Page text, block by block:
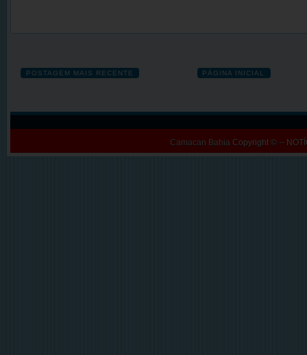
POSTAGEM MAIS RECENTE PÁGINA INICIAL
Camacan Bahia Copyright © --